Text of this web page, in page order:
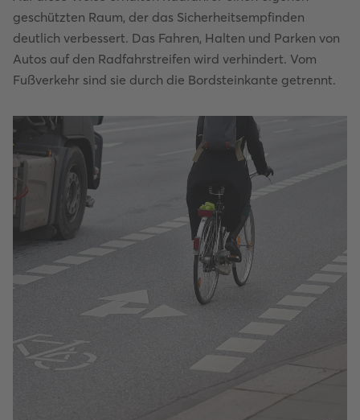
geschützten Raum, der das Sicherheitsempfinden
deutlich verbessert. Das Fahren, Halten und Parken von
Autos auf den Radfahrstreifen wird verhindert. Vom
Fußverkehr sind sie durch die Bordsteinkante getrennt.